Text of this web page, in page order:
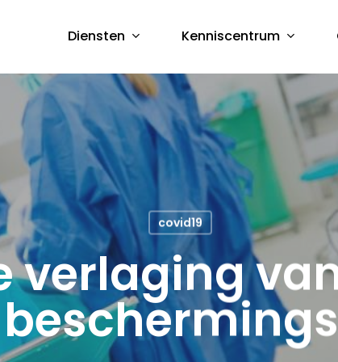
Diensten Kenniscentrum
covid19
verlaging